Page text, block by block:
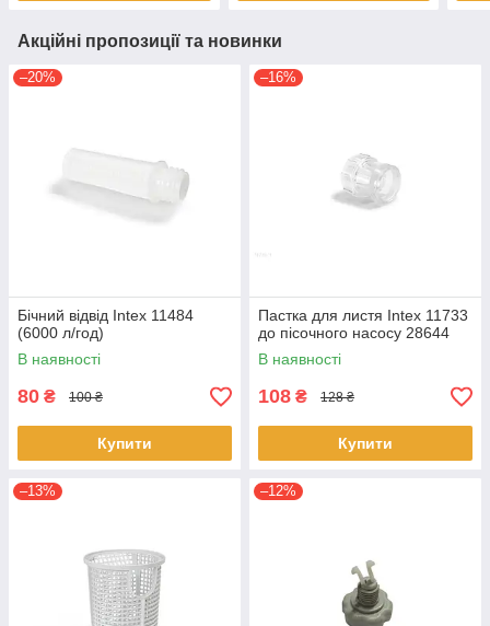
Акційні пропозиції та новинки
–20%
Бічний відвід Intex 11484
(6000 л/год)
В наявності
80 ₴ 100 ₴
Купити
–16%
Пастка для листя Intex 11733
до пісочного насосу 28644
В наявності
108 ₴ 128 ₴
Купити
–13% –12%